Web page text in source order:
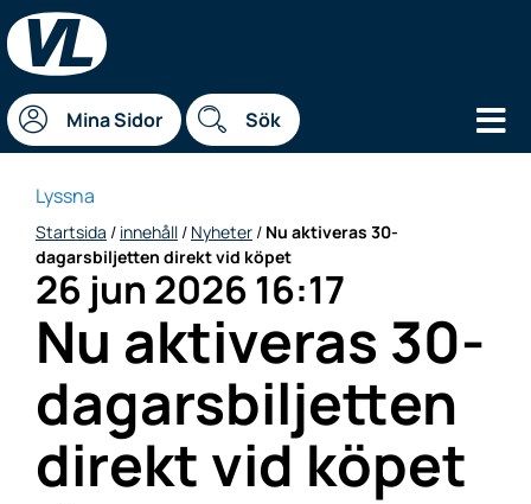
Mina Sidor Sök
Lyssna
Startsida / innehåll / Nyheter / Nu aktiveras 30-
dagarsbiljetten direkt vid köpet
Datum
26 jun 2026 16:17
Nu aktiveras 30-
dagarsbiljetten
direkt vid köpet